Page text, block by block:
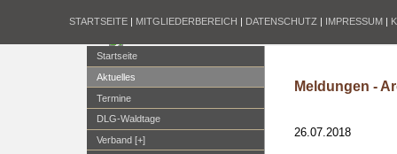
STARTSEITE | MITGLIEDERBEREICH | DATENSCHUTZ | IMPRESSUM |
Startseite
Aktuelles
Termine
DLG-Waldtage
Verband [+]
Meldungen -
26.07.2018